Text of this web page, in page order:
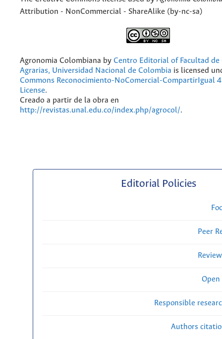
Attribution - NonCommercial - ShareAlike (by-nc-sa)
Agronomia Colombiana by Centro Editorial of Facultad de
Agrarias, Universidad Nacional de Colombia is licensed
Commons Reconocimiento-NoComercial-CompartirIgual
License.
Creado a partir de la obra en
http://revistas.unal.edu.co/index.php/agrocol/.
Editorial Policies
Peer
Open
Responsible
Authors